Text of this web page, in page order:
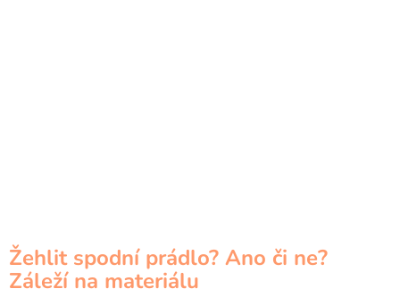
Žehlit spodní prádlo? Ano či ne?
Záleží na materiálu